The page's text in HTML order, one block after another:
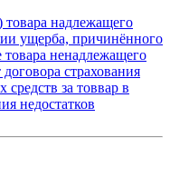
товара надлежащего
ущерба, причинённого
товара ненадлежащего
страхования
за товвар в
недостатков